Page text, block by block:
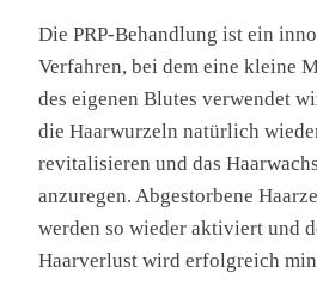
Die PRP-Behandlung ist ein
Verfahren, bei dem eine kleine
des eigenen Blutes verwendet
die Haarwurzeln natürlich
revitalisieren und das
anzuregen. Abgestorbene
werden so wieder aktiviert und
Haarverlust wird erfolgreich